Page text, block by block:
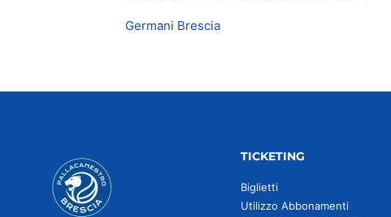
Germani Brescia
TICKETING
Biglietti
Utilizzo Abbonamenti